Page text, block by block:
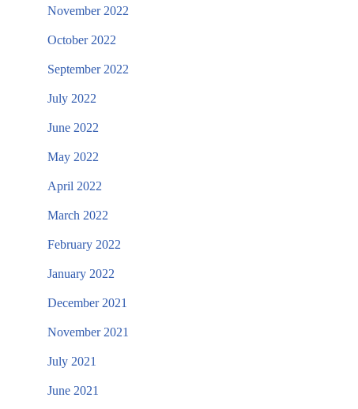
November 2022
October 2022
September 2022
July 2022
June 2022
May 2022
April 2022
March 2022
February 2022
January 2022
December 2021
November 2021
July 2021
June 2021